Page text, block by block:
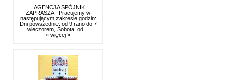
AGENCJA SPÓJNIK
ZAPRASZA Pracujemy w
następującym zakresie godzin:
Dni powszednie: od 9 rano do 7
wieczorem, Sobota: od…
» więcej »